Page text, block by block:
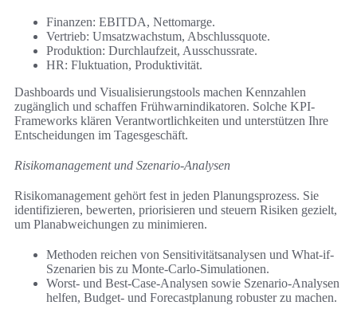
Finanzen: EBITDA, Nettomarge.
Vertrieb: Umsatzwachstum, Abschlussquote.
Produktion: Durchlaufzeit, Ausschussrate.
HR: Fluktuation, Produktivität.
Dashboards und Visualisierungstools machen Kennzahlen
zugänglich und schaffen Frühwarnindikatoren. Solche KPI-
Frameworks klären Verantwortlichkeiten und unterstützen Ihre
Entscheidungen im Tagesgeschäft.
Risikomanagement und Szenario-Analysen
Risikomanagement gehört fest in jeden Planungsprozess. Sie
identifizieren, bewerten, priorisieren und steuern Risiken gezielt,
um Planabweichungen zu minimieren.
Methoden reichen von Sensitivitätsanalysen und What-if-
Szenarien bis zu Monte-Carlo-Simulationen.
Worst- und Best-Case-Analysen sowie Szenario-Analysen
helfen, Budget- und Forecastplanung robuster zu machen.